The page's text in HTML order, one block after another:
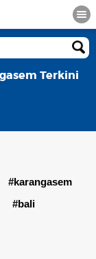
Terkini
#karangasem
#bali